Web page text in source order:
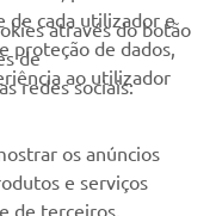
de cada utilizador e
proteção de dados,
ao utilizador
através do botão
de
redes sociais:
os anúncios
e serviços
de terceiros,